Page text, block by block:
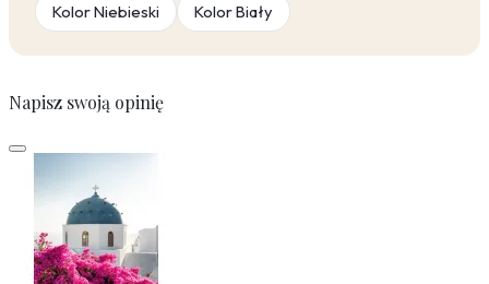
Kolor Niebieski Kolor Biały
Napisz swoją opinię